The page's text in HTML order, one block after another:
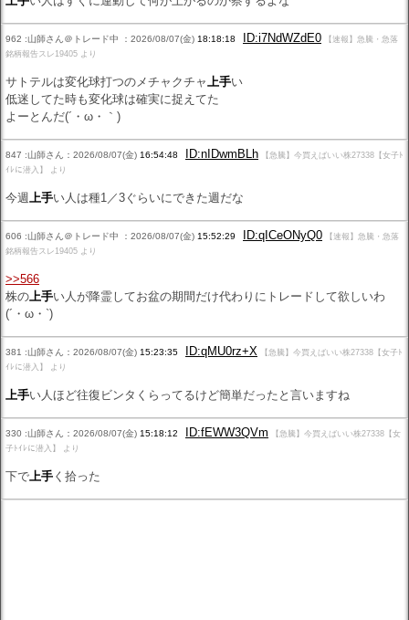
962 :山師さん＠トレード中 ：2026/08/07(金) 18:18:18 ID:i7NdWZdE0
【速報】急騰・急落
銘柄報告スレ19405 より
サトテルは変化球打つのメチャクチャ上手い
低迷してた時も変化球は確実に捉えてた
よーとんだ(´・ω・｀)
847 :山師さん：2026/08/07(金) 16:54:48 ID:nIDwmBLh
【急騰】今買えばいい株27338【女子ﾄ
ｲﾚに潜入】 より
今週上手い人は種1／3ぐらいにできた週だな
606 :山師さん＠トレード中 ：2026/08/07(金) 15:52:29 ID:qICeONyQ0
【速報】急騰・急落
銘柄報告スレ19405 より
>>566
株の上手い人が降霊してお盆の期間だけ代わりにトレードして欲しいわ
(´・ω・`)
381 :山師さん：2026/08/07(金) 15:23:35 ID:qMU0rz+X
【急騰】今買えばいい株27338【女子ﾄ
ｲﾚに潜入】 より
上手い人ほど往復ビンタくらってるけど簡単だったと言いますね
330 :山師さん：2026/08/07(金) 15:18:12 ID:fEWW3QVm
【急騰】今買えばいい株27338【女
子ﾄｲﾚに潜入】 より
下で上手 く拾った